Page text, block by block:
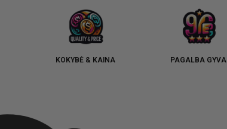
KOKYBĖ & KAINA PAGALBA GYVAI